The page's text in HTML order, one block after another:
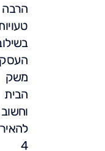
הרבה
משק
הבית
וחשוב
4